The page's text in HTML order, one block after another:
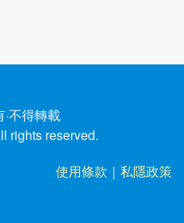
·不得轉載
rights reserved.
使用條款 ｜ 私隱政策